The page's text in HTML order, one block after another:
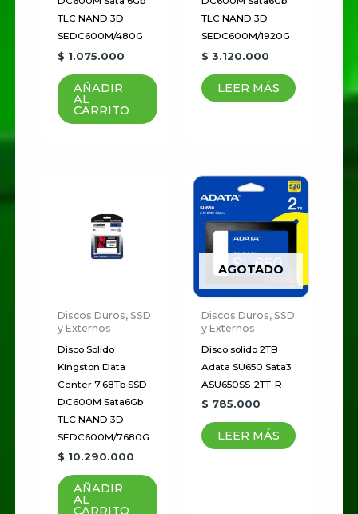
TLC NAND 3D
SEDC600M/480G
$ 1.075.000
AÑADIR
AL
CARRITO
TLC NAND 3D
SEDC600M/1920G
$ 3.120.000
LEER MÁS
Discos Duros, SSD
y Externos
Disco Solido
Kingston Data
Center 7.68Tb SSD
DC600M Sata6Gb
TLC NAND 3D
SEDC600M/7680G
$ 10.290.000
AÑADIR
AL
CARRITO
AGOTADO
Discos Duros, SSD
y Externos
Disco solido 2TB
Adata SU650 Sata3
ASU650SS-2TT-R
$ 785.000
LEER MÁS